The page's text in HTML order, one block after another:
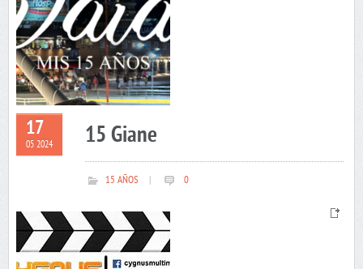
17
05 2024 15 Giane
15 AÑOS 0